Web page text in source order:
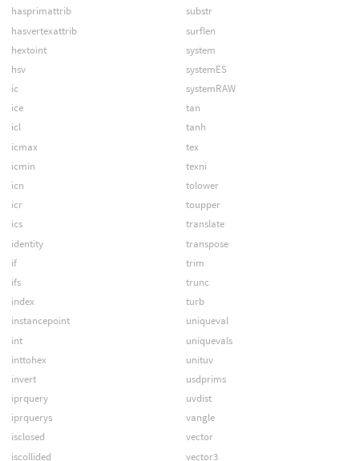
hasprimattrib
hasvertexattrib
hextoint
hsv
ic
ice
icl
icmax
icmin
icn
icr
ics
identity
if
ifs
index
instancepoint
int
inttohex
invert
iprquery
iprquerys
isclosed
iscollided
substr
surflen
system
systemES
systemRAW
tan
tanh
tex
texni
tolower
toupper
translate
transpose
trim
trunc
turb
uniqueval
uniquevals
unituv
usdprims
uvdist
vangle
vector
vector3